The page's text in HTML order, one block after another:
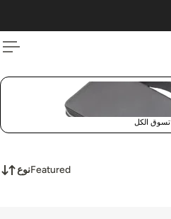
تسوق الكل
نوعFeatured